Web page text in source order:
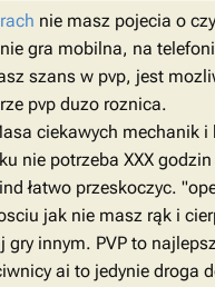
nie masz pojecia o
gra mobilna, na
szans w pvp, jest
pvp duzo roznica.
ciekawych mechanik
nie potrzeba XXX
łatwo przeskoczyc.
jak nie masz rąk i
gry innym. PVP to
ai to jedynie droga